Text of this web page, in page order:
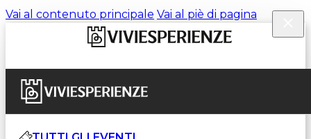
Vai al contenuto principale Vai al piè di pagina